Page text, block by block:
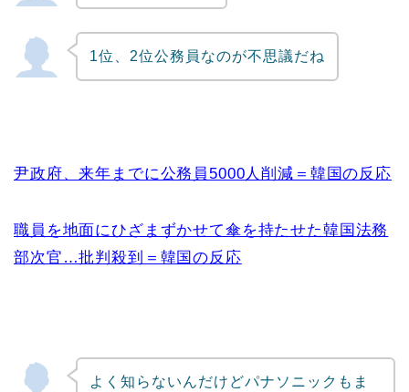
1位、2位公務員なのが不思議だね
尹政府、来年までに公務員5000人削減＝韓国の反応
職員を地面にひざまずかせて傘を持たせた韓国法務
部次官…批判殺到＝韓国の反応
よく知らないんだけどパナソニックもま